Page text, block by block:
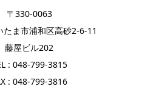
〒330-0063
たま市浦和区高砂2-6-11
藤屋ビル202
: 048-799-3815
: 048-799-3816